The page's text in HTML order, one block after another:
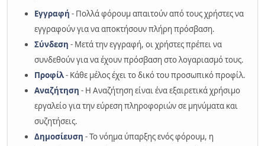
Εγγραφή - Πολλά φόρουμ απαιτούν από τους χρήστες να
εγγραφούν για να αποκτήσουν πλήρη πρόσβαση.
Σύνδεση - Μετά την εγγραφή, οι χρήστες πρέπει να
συνδεθούν για να έχουν πρόσβαση στο λογαριασμό τους.
Προφίλ- Κάθε μέλος έχει το δικό του προσωπικό προφίλ.
Αναζήτηση - Η Αναζήτηση είναι ένα εξαιρετικά χρήσιμο
εργαλείο για την εύρεση πληροφοριών σε μηνύματα και
συζητήσεις.
Δημοσίευση - Το νόημα ύπαρξης ενός φόρουμ, η